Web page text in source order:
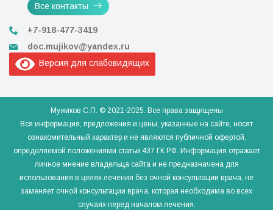
Все контакты
+7-918-477-3419
doc.mujikov@yandex.ru
Версия для слабовидящих
Мужиков С.П. © 2021-2025. Все права защищены
Вся информация, предложения и цены, указанные на сайте, носят
ознакомительный характер и не являются публичной офертой,
определяемой положениями статьи 437 ГК РФ. Информация отражает
личное мнение владельца сайта и не предназначена для
использования в целях лечения без очной консультации врача, не
заменяет очной консультации врача, которая необходима во всех
случаях перед началом лечения.